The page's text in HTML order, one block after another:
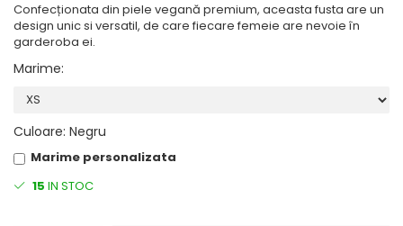
Confecționata din piele vegană premium, aceasta fusta are un
design unic si versatil, de care fiecare femeie are nevoie în
garderoba ei.
Marime:
Culoare: Negru
Marime personalizata
15 IN STOC